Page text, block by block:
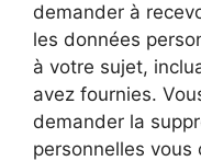
demander à
les données
à votre sujet,
avez fournies.
demander la
personnelles vous